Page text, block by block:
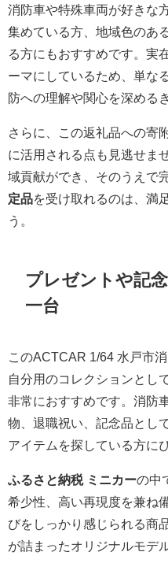
消防車や特殊車両が好きな
集めている方、地域色のあ
る方にもおすすめです。実
ーマにしているため、単な
防への理解や関心を深める
さらに、この返礼品への寄
に活用される点も見逃せま
域貢献ができ、そのうえで
定品を受け取れるのは、満
う。
プレゼントや記
一台
このACTCAR 1/64 水戸市
自分用のコレクションとし
非常におすすめです。消防
物、退職祝い、記念品とし
アイテムを探している方に
ふるさと納税 ミニカーの中
希少性、高い再現度を兼ね
びをしっかり感じられる商
が詰まったオリジナルモデ